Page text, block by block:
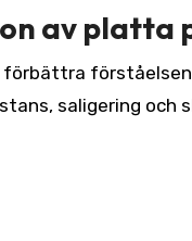
av platta
förbättra
saligering